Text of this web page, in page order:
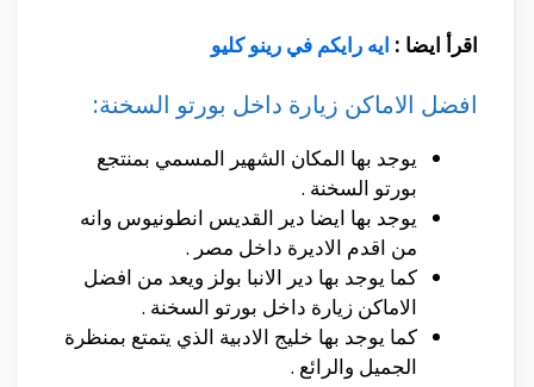
اقرأ ايضا : ايه رايكم في رينو كليو
افضل الاماكن زيارة داخل بورتو السخنة:
يوجد بها المكان الشهير المسمي بمنتجع
بورتو السخنة .
يوجد بها ايضا دير القديس انطونيوس وانه
من اقدم الاديرة داخل مصر .
كما يوجد بها دير الانبا بولز ويعد من افضل
الاماكن زيارة داخل بورتو السخنة .
كما يوجد بها خليج الادبية الذي يتمتع بمنظرة
الجميل والرائع .